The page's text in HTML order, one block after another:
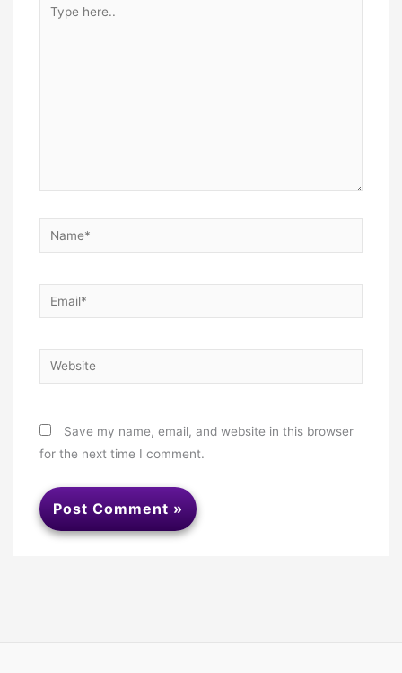
here..
Name*
Email*
Website
Save my name, email, and website in this browser
for the next time I comment.